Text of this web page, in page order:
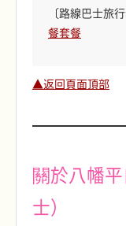
〔路線巴士旅
餐套餐
▲返回頁面頂部
關於八幡
士）